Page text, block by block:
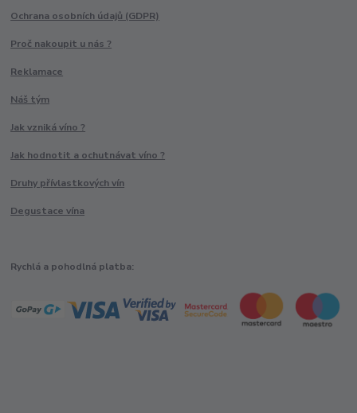
Ochrana osobních údajů (GDPR)
Proč nakoupit u nás ?
Reklamace
Náš tým
Jak vzniká víno ?
Jak hodnotit a ochutnávat víno ?
Druhy přívlastkových vín
Degustace vína
Rychlá a pohodlná platba: